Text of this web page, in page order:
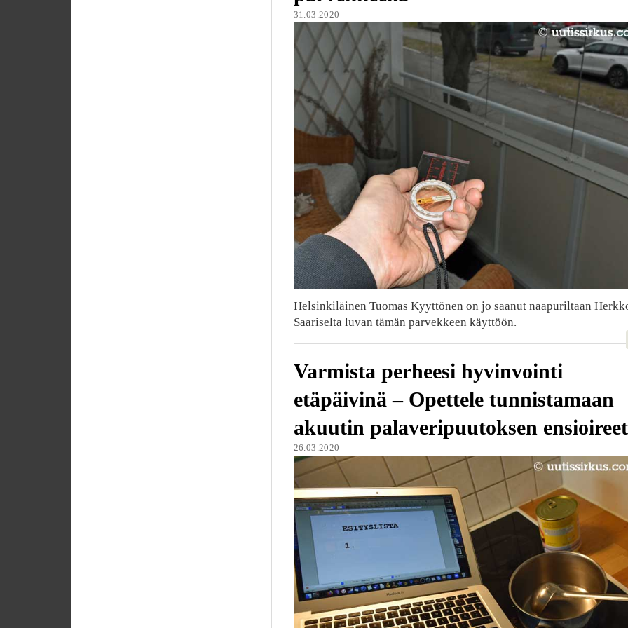
31.03.2020
Helsinkiläinen Tuomas Kyyttönen on jo saanut naapuriltaan
Saariselta luvan tämän parvekkeen käyttöön.
Varmista perheesi hyvinvointi
etäpäivinä – Opettele tunnistamaan
akuutin palaveripuutoksen ensioireet
26.03.2020